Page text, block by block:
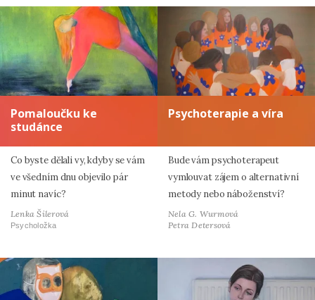
Pomaloučku ke
studánce
Co byste dělali vy, kdyby se vám
ve všedním dnu objevilo pár
minut navíc?
Lenka Šilerová
Psycholožka
Psychoterapie a víra
Bude vám psychoterapeut
vymlouvat zájem o alternativní
metody nebo náboženství?
Nela G. Wurmová
Petra Detersová